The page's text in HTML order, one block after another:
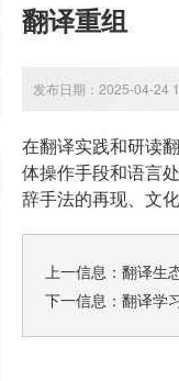
翻译重组
发布日期：2025-04-24
在翻译实践和研读
体操作手段和语言
辞手法的再现、文
上一信息： 翻译生
下一信息： 翻译学